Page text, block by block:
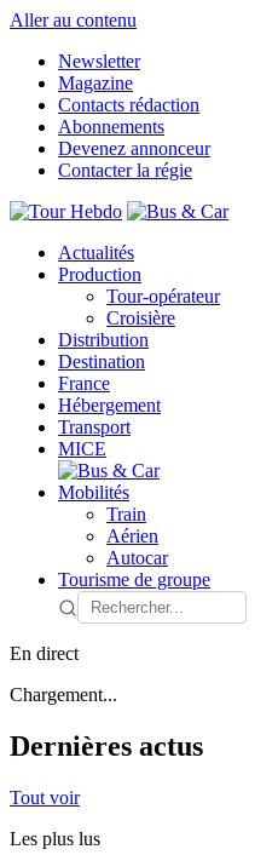
Aller au contenu
Newsletter
Magazine
Contacts rédaction
Abonnements
Devenez annonceur
Contacter la régie
Actualités
Production
Tour-opérateur
Croisière
Distribution
Destination
France
Hébergement
Transport
MICE
Mobilités
Train
Aérien
Autocar
Tourisme de groupe
En direct
Chargement...
Dernières actus
Tout voir
Les plus lus